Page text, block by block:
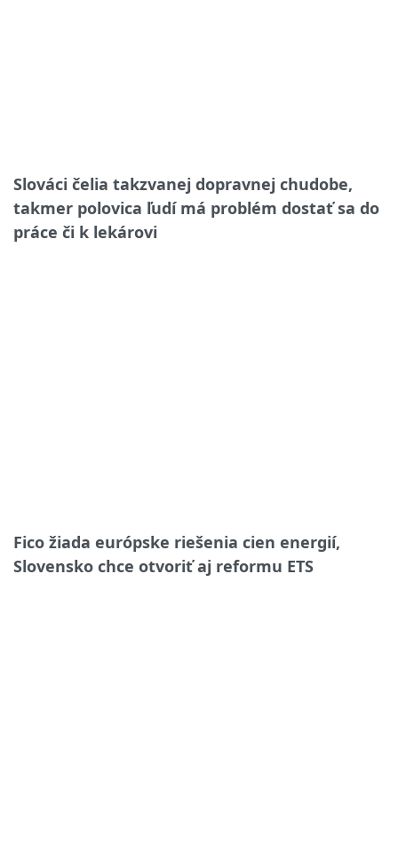
Slováci čelia takzvanej dopravnej chudobe,
takmer polovica ľudí má problém dostať sa do
práce či k lekárovi
Fico žiada európske riešenia cien energií,
Slovensko chce otvoriť aj reformu ETS